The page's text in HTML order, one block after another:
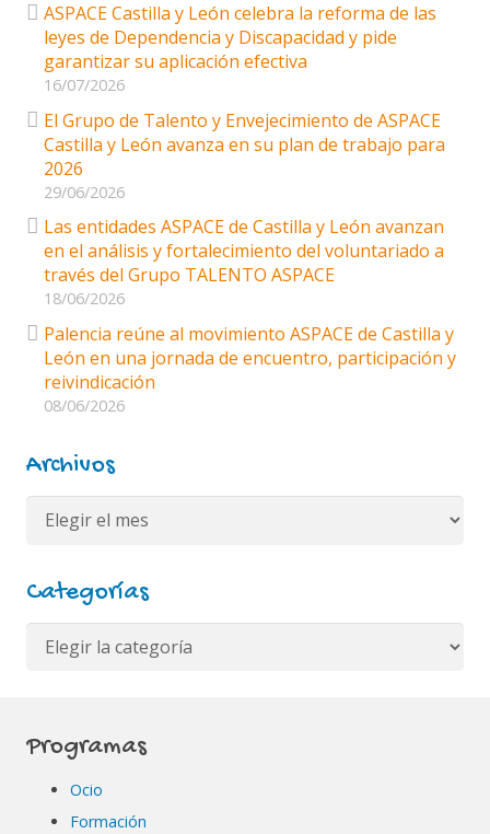
ASPACE Castilla y León celebra la reforma de las
leyes de Dependencia y Discapacidad y pide
garantizar su aplicación efectiva
16/07/2026
El Grupo de Talento y Envejecimiento de ASPACE
Castilla y León avanza en su plan de trabajo para
2026
29/06/2026
Las entidades ASPACE de Castilla y León avanzan
en el análisis y fortalecimiento del voluntariado a
través del Grupo TALENTO ASPACE
18/06/2026
Palencia reúne al movimiento ASPACE de Castilla y
León en una jornada de encuentro, participación y
reivindicación
08/06/2026
Archivos
Archivos
Categorías
Categorías
Programas
Ocio
Formación